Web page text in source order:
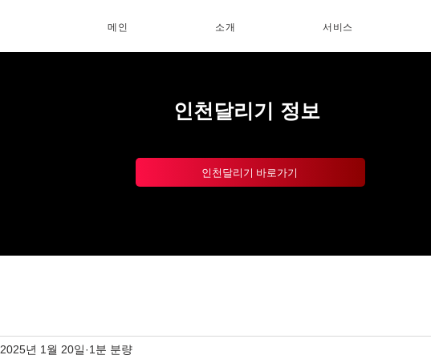
메인 소개 서비스
인천달리기 정보
인천달리기 바로가기
2025년 1월 20일 1분 분량